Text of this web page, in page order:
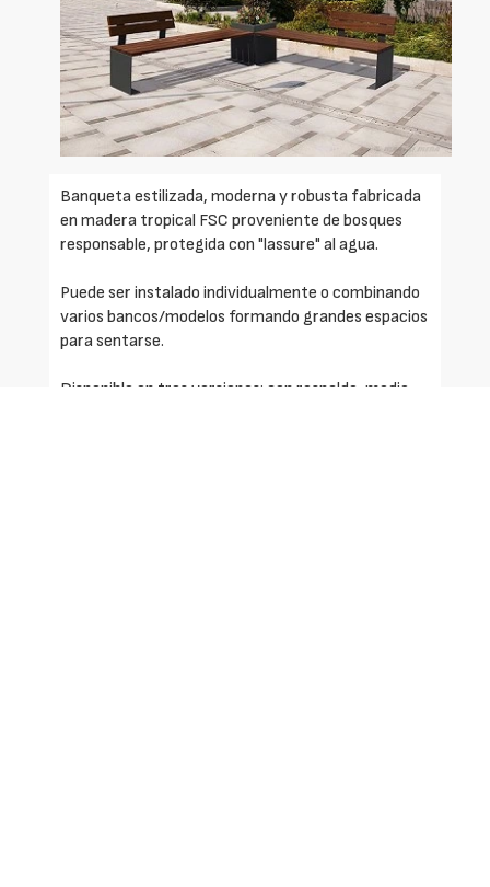
Banqueta estilizada, moderna y robusta fabricada
en madera tropical FSC proveniente de bosques
responsable, protegida con "lassure" al agua.
Puede ser instalado individualmente o combinando
varios bancos/modelos formando grandes espacios
para sentarse.
Disponible en tres versiones: con respaldo, medio